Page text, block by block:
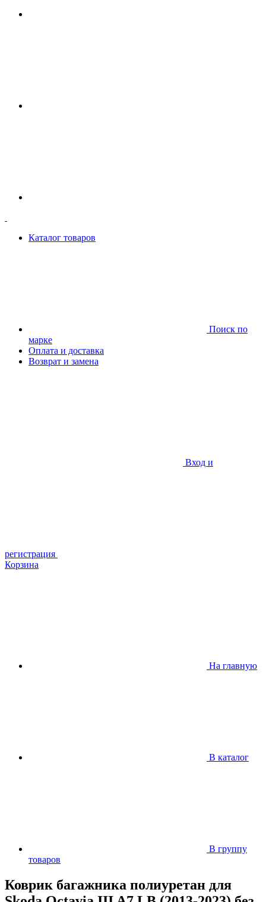
Каталог товаров
Поиск по
марке
Оплата и доставка
Возврат и замена
Вход и
регистрация
Корзина
На главную
В каталог
В группу
товаров
Коврик багажника полиуретан для